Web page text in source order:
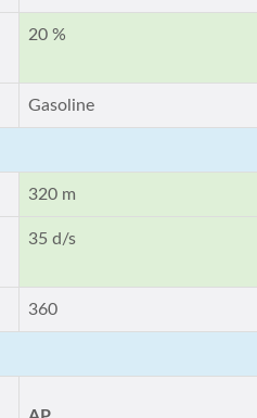
20 %
Gasoline
320 m
35 d/s
360